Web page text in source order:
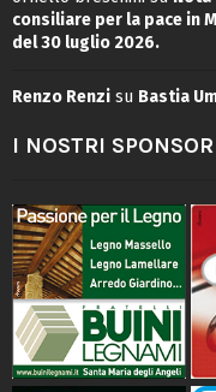
consiliare per la pace in
del 30 luglio 2026.
Renzo Renzi su Bastia
I NOSTRI SPONSOR